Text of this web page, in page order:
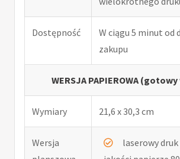
Dostępność
W ciągu 5 minut od
zakupu
WERSJA PAPIEROWA
Wymiary 21,6 x 30,3 cm
Wersja
laserowy